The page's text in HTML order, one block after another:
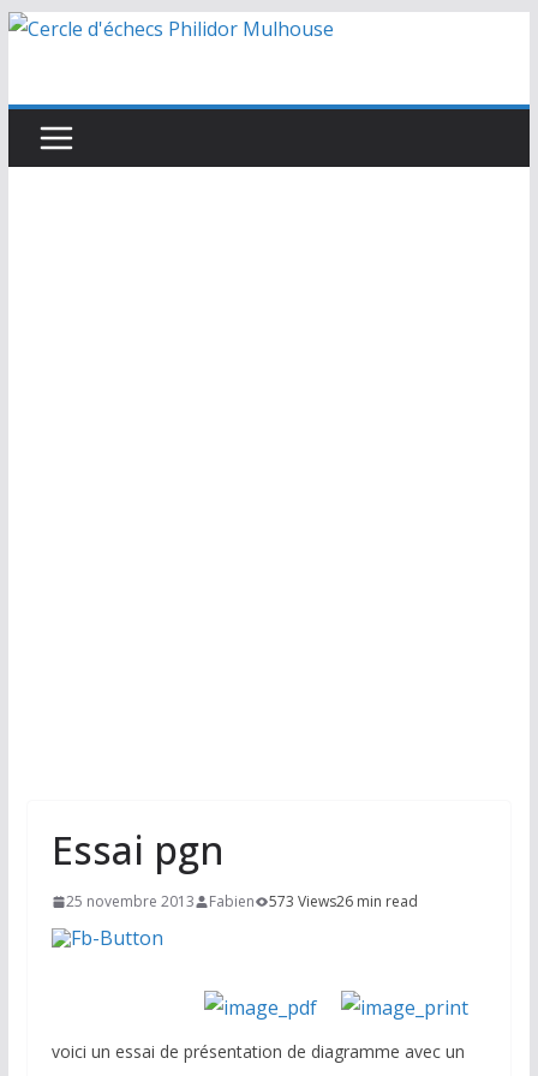
Passer
Essai pgn
25 novembre 2013 Fabien 573 Views26 min read
voici un essai de présentation de diagramme avec un